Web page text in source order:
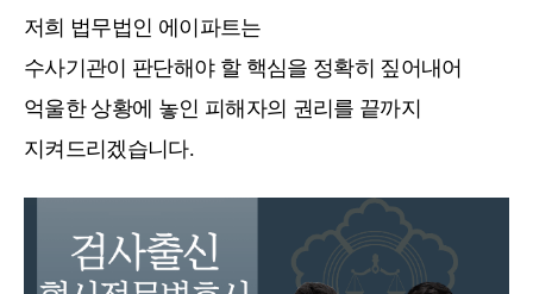
저희 법무법인 에이파트는
수사기관이 판단해야 할 핵심을 정확히 짚어내어
억울한 상황에 놓인 피해자의 권리를 끝까지
지켜드리겠습니다.